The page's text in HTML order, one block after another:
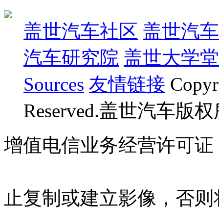
盖世汽车社区 盖世汽
汽车研究院 盖世大学堂
Sources 友情链接
Reserved.盖世汽车版
增值电信业务经营许可证
止复制或建立影像，否